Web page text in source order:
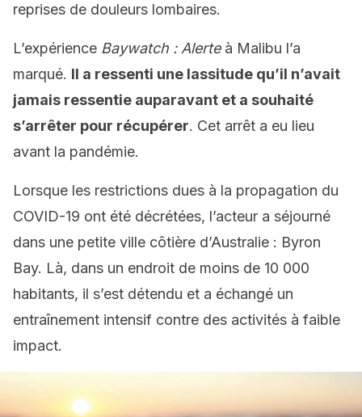
reprises de douleurs lombaires.
L’expérience Baywatch : Alerteà Malibu l’a
marqué. Il a ressenti une lassitude qu’il n’avait
jamais ressentie auparavant et a souhaité
s’arrêter pour récupérer. Cet arrêt a eu lieu
avant la pandémie.
Lorsque les restrictions dues à la propagation du
COVID-19 ont été décrétées, l’acteur a séjourné
dans une petite ville côtière d’Australie : Byron
Bay. Là, dans un endroit de moins de 10 000
habitants, il s’est détendu et a échangé un
entraînement intensif contre des activités à faible
impact.